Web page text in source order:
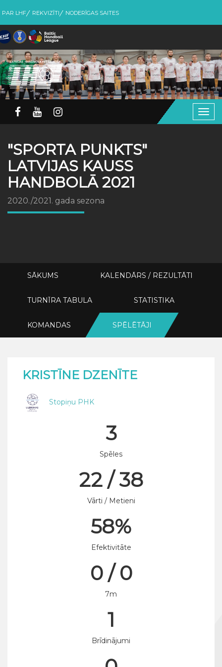
PAR LHF REKVIZĪTI NODERĪGAS SAITES
"SPORTA PUNKTS"
LATVIJAS KAUSS
HANDBOLĀ 2021
2020./2021. gada sezona
SĀKUMS KALENDĀRS / REZULTĀTI
TURNĪRA TABULA STATISTIKA
KOMANDAS SPĒLĒTĀJI
KRISTĪNE DZENĪTE
Stopiņu PHK
3
Spēles
22 / 38
Vārti / Metieni
58%
Efektivitāte
0 / 0
7m
1
Brīdinājumi